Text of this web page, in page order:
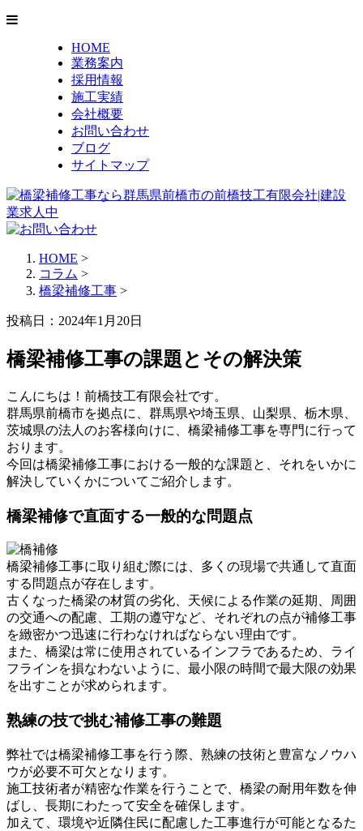
HOME
業務案内
採用情報
施工実績
会社概要
お問い合わせ
ブログ
サイトマップ
HOME >
コラム >
橋梁補修工事 >
投稿日：2024年1月20日
橋梁補修工事の課題とその解決策
こんにちは！前橋技工有限会社です。
群馬県前橋市を拠点に、群馬県や埼玉県、山梨県、栃木県、
茨城県の法人のお客様向けに、橋梁補修工事を専門に行って
おります。
今回は橋梁補修工事における一般的な課題と、それをいかに
解決していくかについてご紹介します。
橋梁補修で直面する一般的な問題点
橋梁補修工事に取り組む際には、多くの現場で共通して直面
する問題点が存在します。
古くなった橋梁の材質の劣化、天候による作業の延期、周囲
の交通への配慮、工期の遵守など、それぞれの点が補修工事
を緻密かつ迅速に行わなければならない理由です。
また、橋梁は常に使用されているインフラであるため、ライ
フラインを損なわないように、最小限の時間で最大限の効果
を出すことが求められます。
熟練の技で挑む補修工事の難題
弊社では橋梁補修工事を行う際、熟練の技術と豊富なノウハ
ウが必要不可欠となります。
施工技術者が精密な作業を行うことで、橋梁の耐用年数を伸
ばし、長期にわたって安全を確保します。
加えて、環境や近隣住民に配慮した工事進行が可能となるた